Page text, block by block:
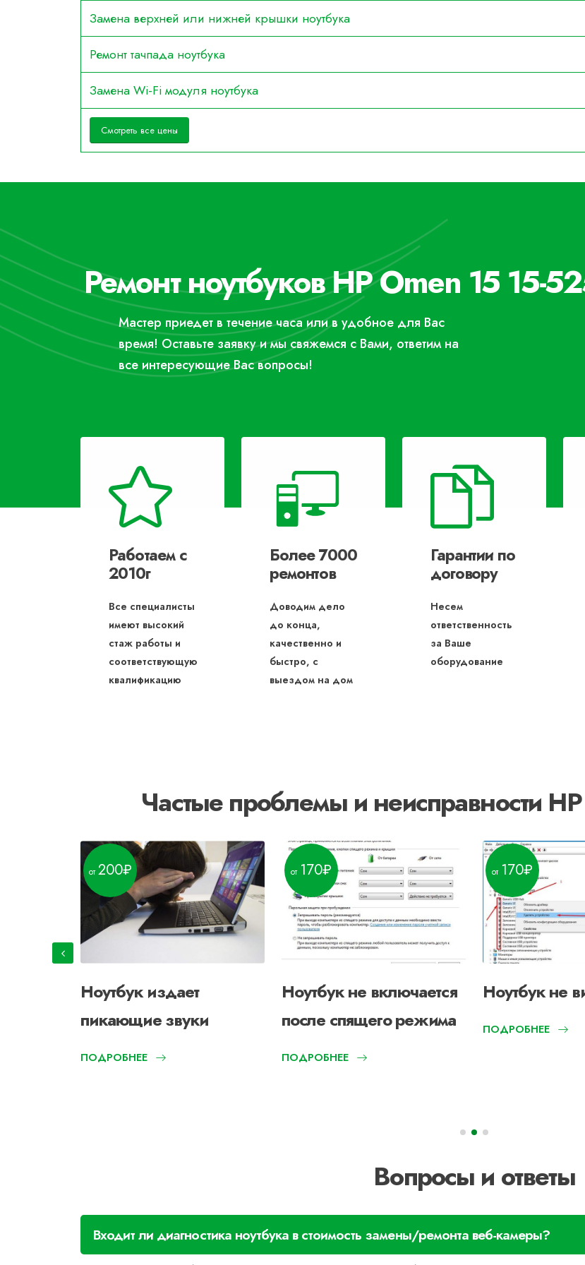
Замена верхней или нижней крышки ноутбука
Ремонт тачпада ноутбука
Замена Wi-Fi модуля ноутбука
Смотреть все цены
Ремонт ноутбуков HP Omen 15 15-
Мастер приедет в течение часа или в удобное для Вас
время! Оставьте заявку и мы свяжемся с Вами, ответим на
все интересующие Вас вопросы!
Работаем с
2010г
Все специалисты
имеют высокий
стаж работы и
соответствующую
квалификацию
Более 7000
ремонтов
Доводим дело
до конца,
качественно и
быстро, с
выездом на дом
Гарантии по
договору
Несем
ответственность
за Ваше
оборудование
Частые проблемы и неисправности
Ноутбук издает
пикающие звуки
200
ПОДРОБНЕЕ
Ноутбук не включается
после спящего режима
170
ПОДРОБНЕЕ
Ноутбук не
170
ПОДРОБНЕЕ
Вопросы и ответы
Входит ли диагностика ноутбука в стоимость замены/ремонта веб-камеры?